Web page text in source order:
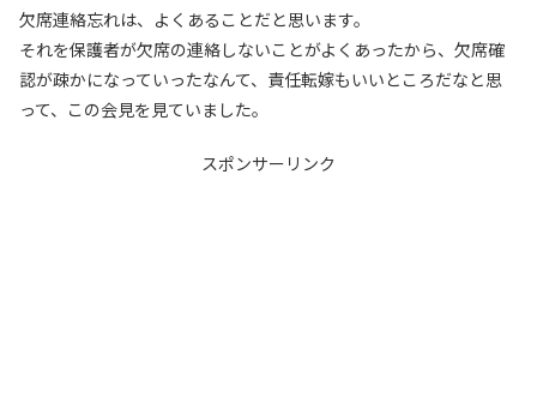
欠席連絡忘れは、よくあることだと思います。
それを保護者が欠席の連絡しないことがよくあったから、欠席確
認が疎かになっていったなんて、責任転嫁もいいところだなと思
って、この会見を見ていました。
スポンサーリンク